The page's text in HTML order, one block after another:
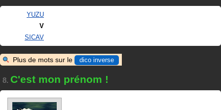
YUZU
V
SICAV
Plus de mots sur le dico inverse
8. C'est mon prénom !